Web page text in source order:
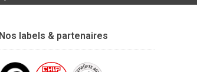
Nos labels & partenaires